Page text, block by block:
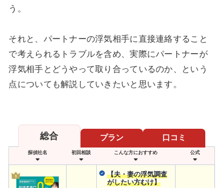
う。
それと、パートナーの浮気相手に直接連絡すること
で考えられるトラブルを含め、実際にパートナーが
浮気相手とどうやって取り合っているのか、という
点についても解説していきたいと思います。
総合 プラン 口コミ
探偵社名 初回相談 こんな方におすすめ 公式
【夫・妻の浮気調査
がしたい方むけ】